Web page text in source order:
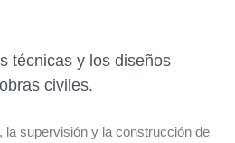
técnicas y los diseños
civiles.
la supervisión y la construcción de